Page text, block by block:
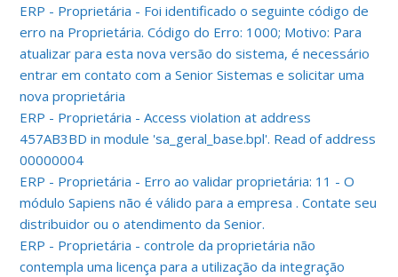
ERP - Proprietária - Foi identificado o seguinte código de
erro na Proprietária. Código do Erro: 1000; Motivo: Para
atualizar para esta nova versão do sistema, é necessário
entrar em contato com a Senior Sistemas e solicitar uma
nova proprietária
ERP - Proprietária - Access violation at address
457AB3BD in module 'sa_geral_base.bpl'. Read of address
00000004
ERP - Proprietária - Erro ao validar proprietária: 11 - O
módulo Sapiens não é válido para a empresa . Contate seu
distribuidor ou o atendimento da Senior.
ERP - Proprietária - controle da proprietária não
contempla uma licença para a utilização da integração